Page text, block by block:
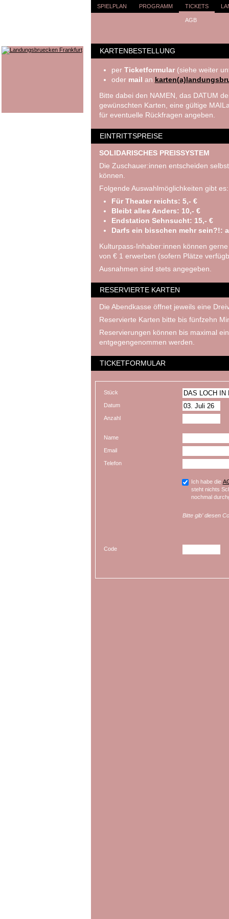
SPIELPLAN PROGRAMM TICKETS
AGB
KARTENBESTELLUNG
per Ticketformular(siehe weiter
oder mail an
Bitte dabei den NAMEN, das DATUM
gewünschten Karten, eine gültige
für eventuelle Rückfragen angeben.
EINTRITTSPREISE
SOLIDARISCHES PREISSYSTEM
Die Zuschauer:innen entscheiden
können.
Folgende Auswahlmöglichkeiten gibt es:
Für Theater reichts: 5,- €
Bleibt alles Anders: 10,- €
Endstation Sehnsucht: 15,- €
Darfs ein bisschen mehr sein?!:
Kulturpass-Inhaber:innen können
von € 1 erwerben (sofern Plätze
Ausnahmen sind stets angegeben.
RESERVIERTE KARTEN
Die Abendkasse öffnet jeweils eine
Reservierte Karten bitte bis fünfzehn
Reservierungen können bis maximal
entgegengenommen werden.
TICKETFORMULAR
Stück
Datum
Anzahl
Name
Email
Telefon
Ich habe die
steht nichts
nochmal
Bitte gib’ diesen
Code